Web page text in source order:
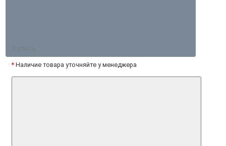
* Наличие товара уточняйте у менеджера